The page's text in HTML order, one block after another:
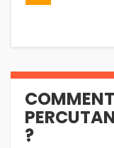
?